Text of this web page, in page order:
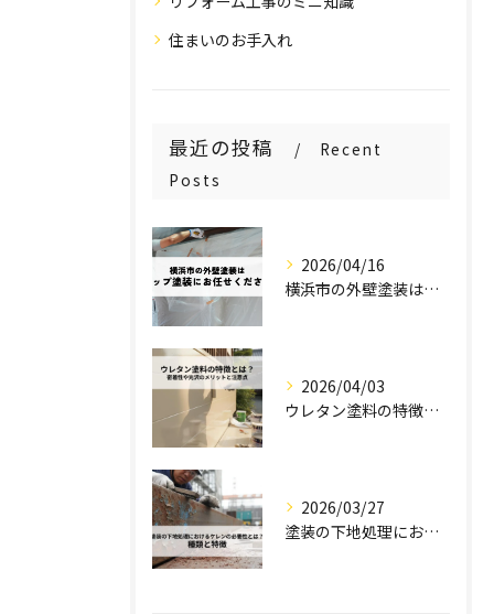
住まいのお手入れ
最近の投稿
Recent
Posts
2026/04/16
横浜市の外壁塗装はステップ塗装にお任せください！
2026/04/03
ウレタン塗料の特徴とは？密着性や光沢のメリットと注意点を解説！
2026/03/27
塗装の下地処理におけるケレンの必要性とは？種類と特徴を解説！